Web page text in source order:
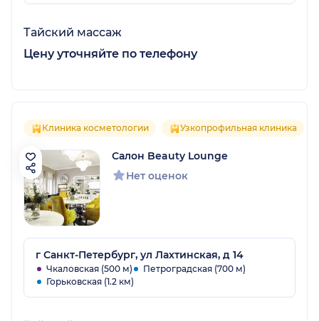
Тайский массаж
Цену уточняйте по телефону
Клиника косметологии Узкопрофильная клиника
Салон Beauty Lounge
Нет оценок
г Санкт-Петербург, ул Лахтинская, д 14
Чкаловская (500 м)
Петроградская (700 м)
Горьковская (1.2 км)